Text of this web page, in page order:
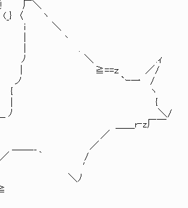
＼
ヽ
.ｨ
ｚ ／/
`ｰ一 /
ヽ
{
_＿ ﾉ ＼/
＿r‐z厂￣
／
＿__ ／
／ ｀ /
__ ′ ′
＼ﾉ